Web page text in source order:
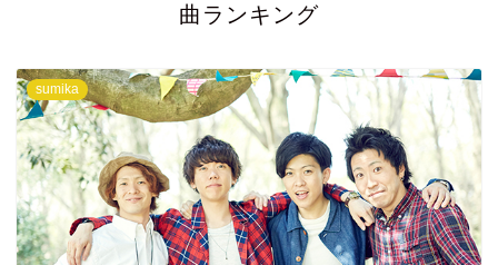
曲ランキング
sumika